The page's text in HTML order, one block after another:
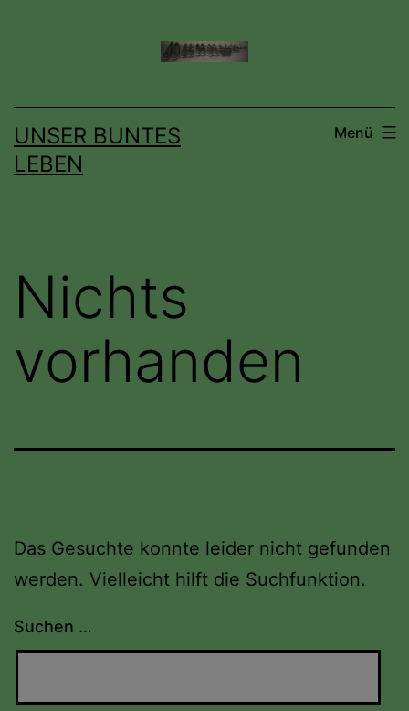
UNSER BUNTES
LEBEN
Menü
Nichts
vorhanden
Das Gesuchte konnte leider nicht gefunden
werden. Vielleicht hilft die Suchfunktion.
Suchen …